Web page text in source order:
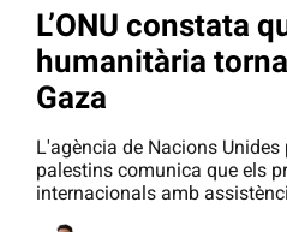
L’ONU constata
humanitària
Gaza
L'agència de Nacions
palestins comunica que els
internacionals amb